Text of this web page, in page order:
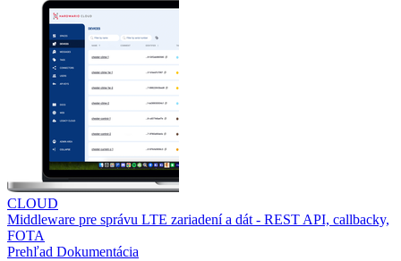
CLOUD
Middleware pre správu LTE zariadení a dát - REST API, callbacky,
FOTA
Prehľad Dokumentácia